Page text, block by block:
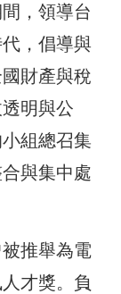
，領導台
，倡導與
財產與稅
明與公
組總召集
與集中處
推舉為電
才獎。負